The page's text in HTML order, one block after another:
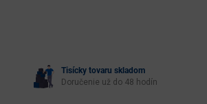
Tisícky tovaru skladom
Doručenie už do 48 hodín